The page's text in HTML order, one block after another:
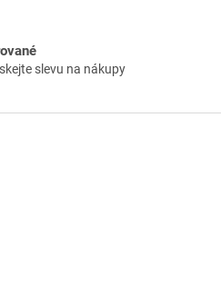
slevu na nákupy